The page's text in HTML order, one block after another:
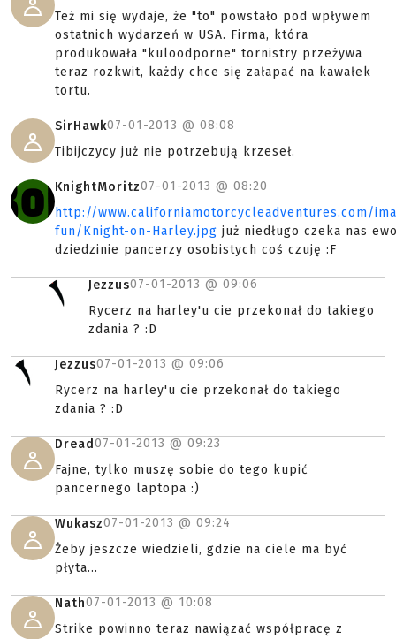
Też mi się wydaje, że "to" powstało pod wpływem
ostatnich wydarzeń w USA. Firma, która
produkowała "kuloodporne" tornistry przeżywa
teraz rozkwit, każdy chce się załapać na kawałek
tortu.
SirHawk07-01-2013 @ 08:08
Tibijczycy już nie potrzebują krzeseł.
KnightMoritz07-01-2013 @ 08:20
http://www.californiamotorcycleadventures.com/
fun/Knight-on-Harley.jpg już niedługo czeka nas
dziedzinie pancerzy osobistych coś czuję :F
Jezzus07-01-2013 @ 09:06
Rycerz na harley'u cie przekonał do takiego
zdania ? :D
Jezzus07-01-2013 @ 09:06
Rycerz na harley'u cie przekonał do takiego
zdania ? :D
Dread07-01-2013 @ 09:23
Fajne, tylko muszę sobie do tego kupić
pancernego laptopa :)
Wukasz07-01-2013 @ 09:24
Żeby jeszcze wiedzieli, gdzie na ciele ma być
płyta...
Nath07-01-2013 @ 10:08
Strike powinno teraz nawiązać współpracę z